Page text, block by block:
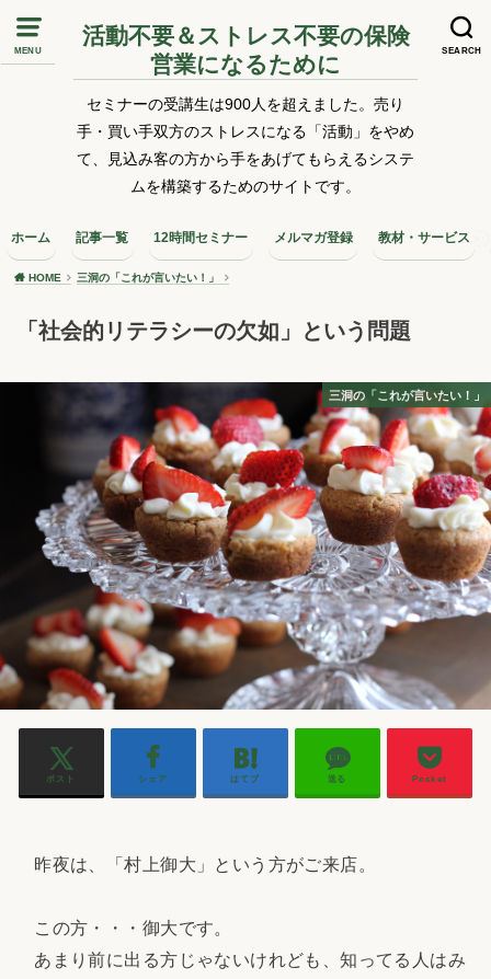
MENU SEARCH
活動不要＆ストレス不要の保険
営業になるために
セミナーの受講生は900人を超えました。売り
手・買い手双方のストレスになる「活動」をやめ
て、見込み客の方から手をあげてもらえるシステ
ムを構築するためのサイトです。
ホーム 記事一覧 12時間セミナー メルマガ登録 教材・サービス
HOME 三洞の「これが言いたい！」
「社会的リテラシーの欠如」という問題
三洞の「これが言いたい！」
ポスト シェア はてブ 送る Pocket
昨夜は、「村上御大」という方がご来店。
この方・・・御大です。
あまり前に出る方じゃないけれども、知ってる人はみ